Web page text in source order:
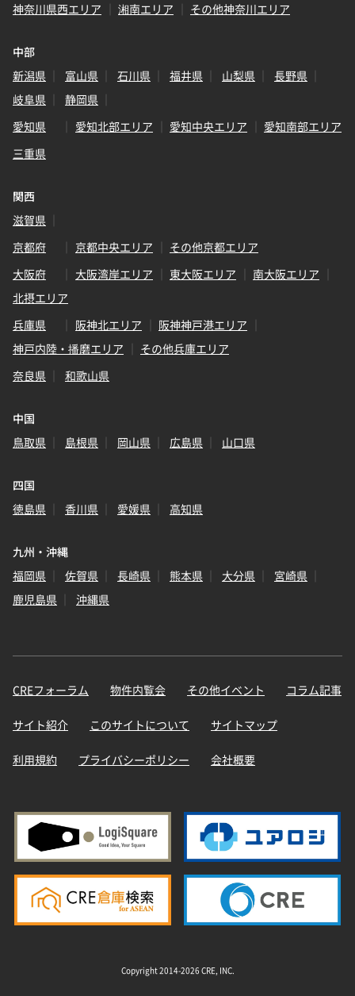
神奈川県西エリア
湘南エリア その他神奈川エリア
中部
新潟県
富山県 石川県 福井県 山梨県
長野県
岐阜県
静岡県
愛知県
愛知北部エリア 愛知中央エリア
愛知南部エリア
三重県
関西
滋賀県
京都府
京都中央エリア
その他京都エリア
大阪府
大阪湾岸エリア 東大阪エリア
南大阪エリア
北摂エリア
兵庫県
阪神北エリア
阪神神戸港エリア
神戸内陸・播磨エリア
その他兵庫エリア
奈良県
和歌山県
中国
鳥取県
島根県 岡山県 広島県 山口県
四国
徳島県
香川県 愛媛県 高知県
九州・沖縄
福岡県
佐賀県 長崎県 熊本県 大分県
宮崎県
鹿児島県
沖縄県
CREフォーラム 物件内覧会 その他イベント コラム記事
サイト紹介 このサイトについて サイトマップ
利用規約 プライバシーポリシー 会社概要
Copyright 2014-2026 CRE, INC.